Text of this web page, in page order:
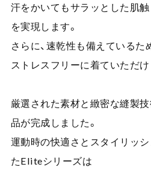
汗をかいてもサラッとした肌
を実現します。
さらに、速乾性も備えているた
ストレスフリーに着ていただけ
厳選された素材と緻密な縫製
品が完成しました。
運動時の快適さとスタイリッ
たEliteシリーズは